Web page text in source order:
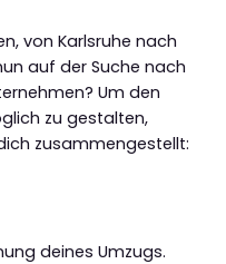
von Karlsruhe nach
auf der Suche nach
Um den
zu gestalten,
zusammengestellt:
deines Umzugs.